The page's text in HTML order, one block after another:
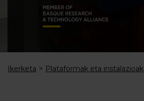
Ikerketa Plataformak eta instalazioak